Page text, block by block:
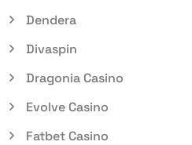
Dendera
Divaspin
Dragonia Casino
Evolve Casino
Fatbet Casino